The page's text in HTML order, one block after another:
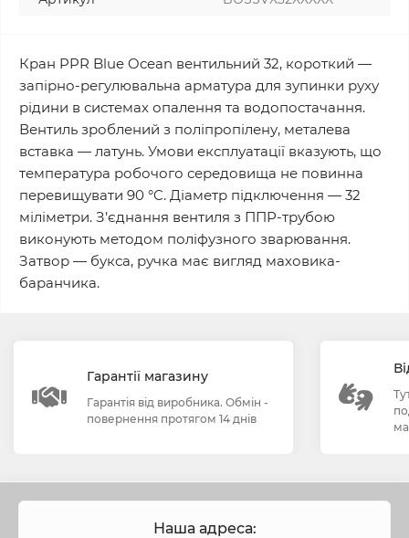
Кран PPR Blue Ocean вентильний 32, короткий —
запірно-регулювальна арматура для зупинки руху
рідини в системах опалення та водопостачання.
Вентиль зроблений з поліпропілену, металева
вставка — латунь. Умови експлуатації вказують, що
температура робочого середовища не повинна
перевищувати 90 °C. Діаметр підключення — 32
міліметри. З’єднання вентиля з ППР-трубою
виконують методом поліфузного зварювання.
Затвор — букса, ручка має вигляд маховика-
баранчика.
Гарантії магазину
Гарантія від виробника. Обмін -
повернення протягом 14 днів
Наша адреса: